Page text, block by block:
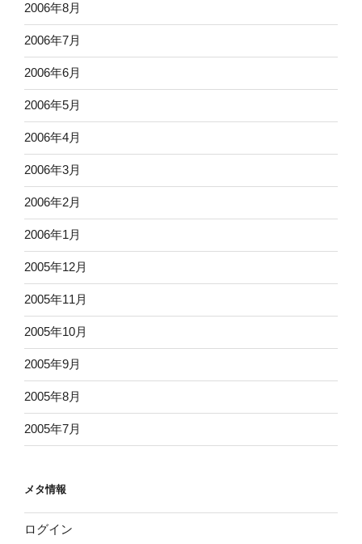
2006年8月
2006年7月
2006年6月
2006年5月
2006年4月
2006年3月
2006年2月
2006年1月
2005年12月
2005年11月
2005年10月
2005年9月
2005年8月
2005年7月
メタ情報
ログイン